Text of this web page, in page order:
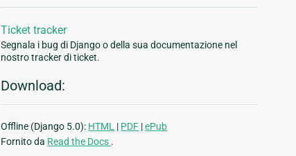
Ticket tracker
Segnala i bug di Django o della sua documentazione nel
nostro tracker di ticket.
Download:
Offline (Django 5.0): HTML | PDF |ePub
Fornito da Read the Docs .